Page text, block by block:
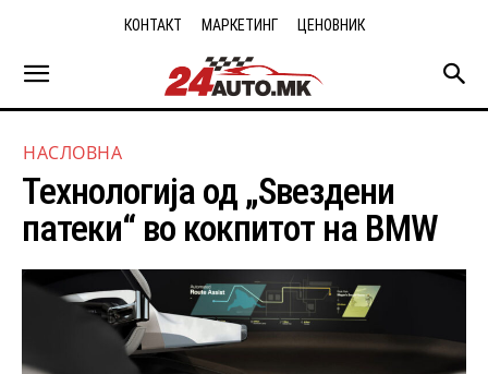
КОНТАКТ МАРКЕТИНГ ЦЕНОВНИК
НАСЛОВНА
Технологија од „Ѕвездени
патеки“ во кокпитот на BMW